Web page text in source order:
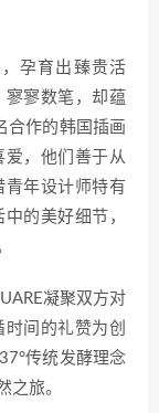
孕育出臻贵活
寥寥数笔，却蕴
合作的韩国插画
爱，他们善于从
年设计师特有
的美好细节，
凝聚双方对
间的礼赞为创
传统发酵理念
之旅。